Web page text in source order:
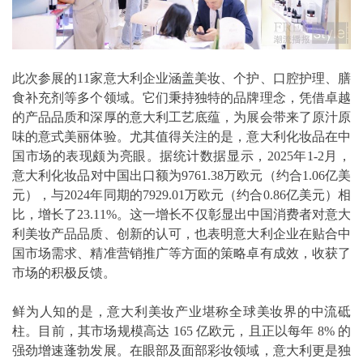
此次参展的11家意大利企业涵盖美妆、个护、口腔护理、膳
食补充剂等多个领域。它们秉持独特的品牌理念，凭借卓越
的产品品质和深厚的意大利工艺底蕴，为展会带来了原汁原
味的意式美丽体验。尤其值得关注的是，意大利化妆品在中
国市场的表现颇为亮眼。据统计数据显示，2025年1-2月，
意大利化妆品对中国出口额为9761.38万欧元（约合1.06亿美
元），与2024年同期的7929.01万欧元（约合0.86亿美元）相
比，增长了23.11%。这一增长不仅彰显出中国消费者对意大
利美妆产品品质、创新的认可，也表明意大利企业在贴合中
国市场需求、精准营销推广等方面的策略卓有成效，收获了
市场的积极反馈。
鲜为人知的是，意大利美妆产业堪称全球美妆界的中流砥
柱。目前，其市场规模高达 165 亿欧元，且正以每年 8% 的
强劲增速蓬勃发展。在眼部及面部彩妆领域，意大利更是独